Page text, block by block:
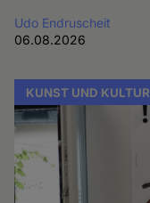
Udo Endruscheit
06.08.2026
KUNST UND KULTUR